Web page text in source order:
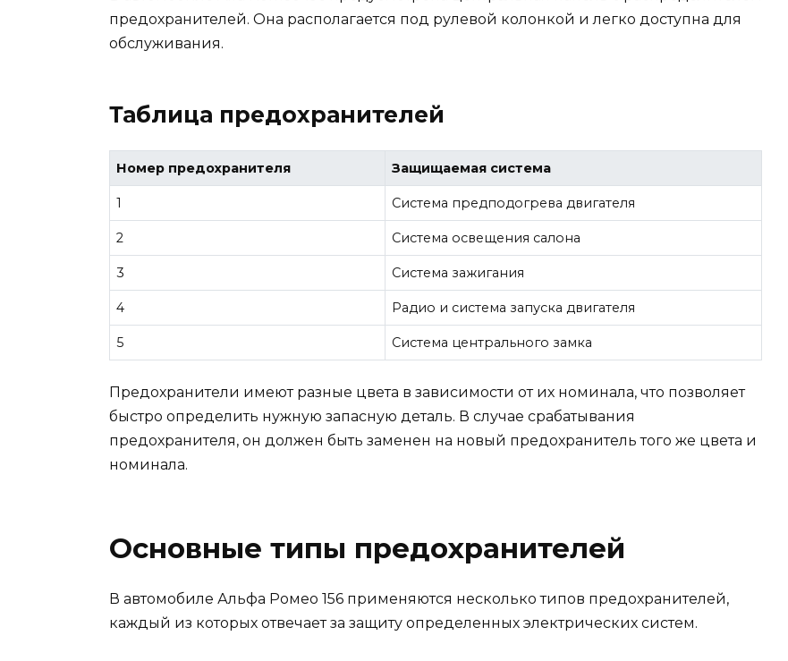
предохранителей. Она располагается под рулевой колонкой и легко доступна для
обслуживания.
Таблица предохранителей
Номер предохранителя Защищаемая система
1 Система предподогрева двигателя
2 Система освещения салона
3 Система зажигания
4 Радио и система запуска двигателя
5 Система центрального замка
Предохранители имеют разные цвета в зависимости от их номинала, что позволяет
быстро определить нужную запасную деталь. В случае срабатывания
предохранителя, он должен быть заменен на новый предохранитель того же цвета и
номинала.
Основные типы предохранителей
В автомобиле Альфа Ромео 156 применяются несколько типов предохранителей,
каждый из которых отвечает за защиту определенных электрических систем.